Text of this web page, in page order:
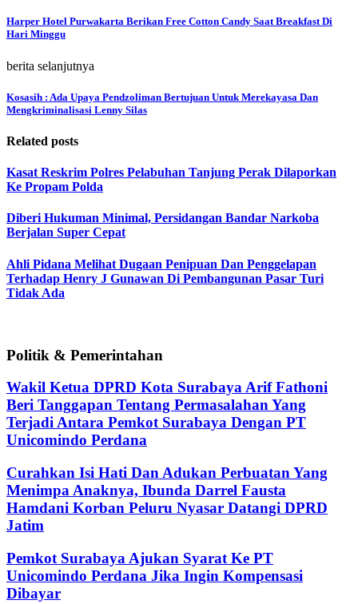
Harper Hotel Purwakarta Berikan Free Cotton Candy Saat Breakfast Di
Hari Minggu
berita selanjutnya
Kosasih : Ada Upaya Pendzoliman Bertujuan Untuk Merekayasa Dan
Mengkriminalisasi Lenny Silas
Related posts
Kasat Reskrim Polres Pelabuhan Tanjung Perak Dilaporkan
Ke Propam Polda
Diberi Hukuman Minimal, Persidangan Bandar Narkoba
Berjalan Super Cepat
Ahli Pidana Melihat Dugaan Penipuan Dan Penggelapan
Terhadap Henry J Gunawan Di Pembangunan Pasar Turi
Tidak Ada
Politik & Pemerintahan
Wakil Ketua DPRD Kota Surabaya Arif Fathoni
Beri Tanggapan Tentang Permasalahan Yang
Terjadi Antara Pemkot Surabaya Dengan PT
Unicomindo Perdana
Curahkan Isi Hati Dan Adukan Perbuatan Yang
Menimpa Anaknya, Ibunda Darrel Fausta
Hamdani Korban Peluru Nyasar Datangi DPRD
Jatim
Pemkot Surabaya Ajukan Syarat Ke PT
Unicomindo Perdana Jika Ingin Kompensasi
Dibayar